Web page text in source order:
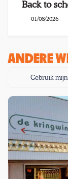
Back to
01/08/2026
ANDERE
Gebruik